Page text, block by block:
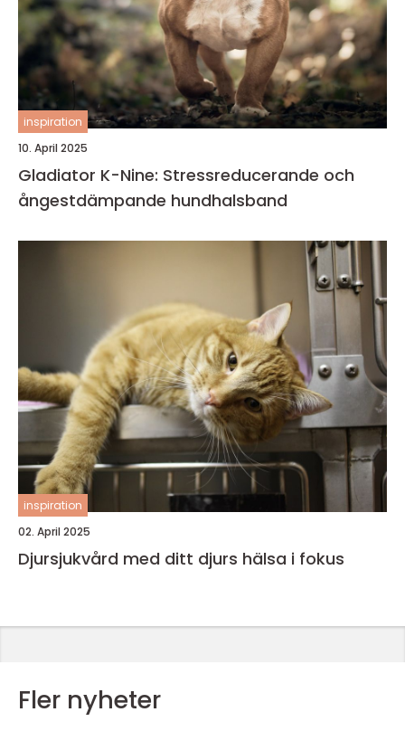
inspiration
10. April 2025
Gladiator K-Nine: Stressreducerande och
ångestdämpande hundhalsband
inspiration
02. April 2025
Djursjukvård med ditt djurs hälsa i fokus
Fler nyheter